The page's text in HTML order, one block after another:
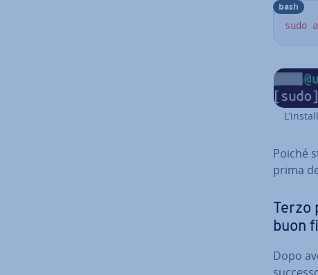
sudo
bash
Poiché
prima
Terzo
buon
Dopo